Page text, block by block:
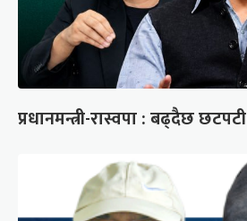
प्रधानमन्त्री-रास्वपा : बढ्दैछ छटपटी